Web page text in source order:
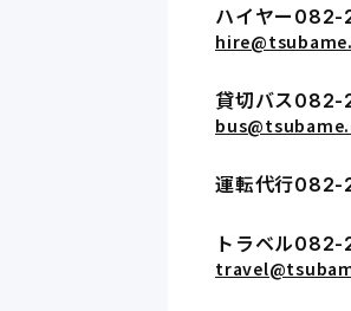
ハイヤー 082-
貸切バス082-
運転代行082-
トラベル082-